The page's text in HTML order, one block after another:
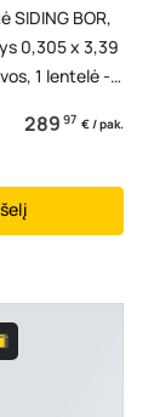
SIDING BOR,
0,305 x 3,39
1 lentelė -
289 97 € / pak.